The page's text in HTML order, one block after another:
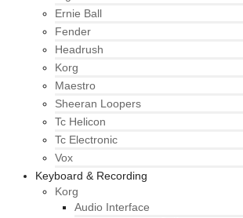
Ernie Ball
Fender
Headrush
Korg
Maestro
Sheeran Loopers
Tc Helicon
Tc Electronic
Vox
Keyboard & Recording
Korg
Audio Interface